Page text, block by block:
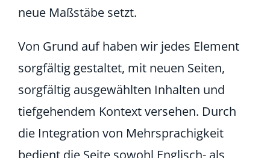
neue Maßstäbe setzt.
Von Grund auf haben wir jedes Element
sorgfältig gestaltet, mit neuen Seiten,
sorgfältig ausgewählten Inhalten und
tiefgehendem Kontext versehen. Durch
die Integration von Mehrsprachigkeit
bedient die Seite sowohl Englisch- als